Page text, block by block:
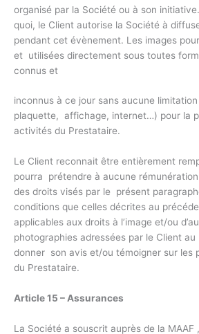
organisé par la Société ou à son
quoi, le Client autorise la Société à
pendant cet évènement. Les images
et utilisées directement sous toutes
connus et
inconnus à ce jour sans aucune
plaquette, affichage, internet…) pour la
activités du Prestataire.
Le Client reconnait être entièrement
pourra prétendre à aucune rémunération
des droits visés par le présent
conditions que celles décrites au
applicables aux droits à l’image et/ou
photographies adressées par le Client
donner son avis et/ou témoigner sur les
du Prestataire.
Article 15 – Assurances
La Société a souscrit auprès de la MAAF